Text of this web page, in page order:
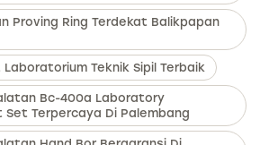
Proving Ring Terdekat Balikpapan
Teknik Sipil Terbaik
Bc-400a Laboratory
Terpercaya Di Palembang